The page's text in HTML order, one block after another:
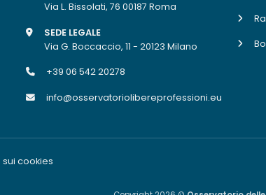
Via L. Bissolati, 76 00187 Roma
SEDE LEGALE
Via G. Boccaccio, 11 - 20123 Milano
+39 06 542 20278
info@osservatoriolibereprofessioni.eu
cookies